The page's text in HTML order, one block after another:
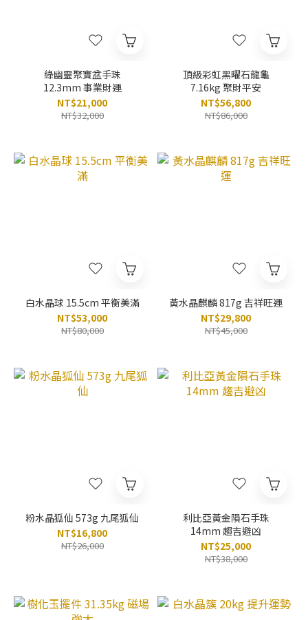
綠幽靈聚寶盆手珠
12.3mm 事業財運
NT$21,000
NT$32,000
頂級彩虹黑曜石龍龜
7.16kg 聚財平安
NT$56,800
NT$86,000
白水晶球 15.5cm 平衡美滿
NT$53,000
NT$80,000
黃水晶麒麟 817g 吉祥旺運
NT$29,800
NT$45,000
粉水晶狐仙 573g 九尾狐仙
NT$16,800
NT$26,000
利比亞黃金隕石手珠
14mm 趨吉避凶
NT$25,000
NT$38,000